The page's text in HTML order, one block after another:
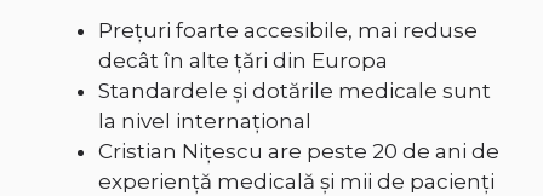
Prețuri foarte accesibile, mai reduse
decât în alte țări din Europa
Standardele și dotările medicale sunt
la nivel internațional
Cristian Nițescu are peste 20 de ani de
experiență medicală și mii de pacienți